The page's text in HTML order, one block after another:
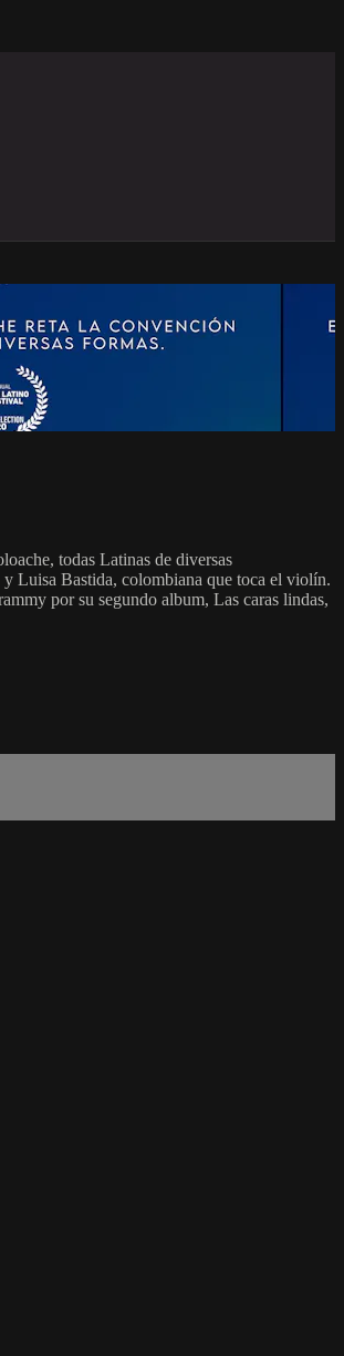
todas Latinas de diversas
Luisa Bastida, colombiana que toca el violín.
por su segundo album, Las caras lindas,